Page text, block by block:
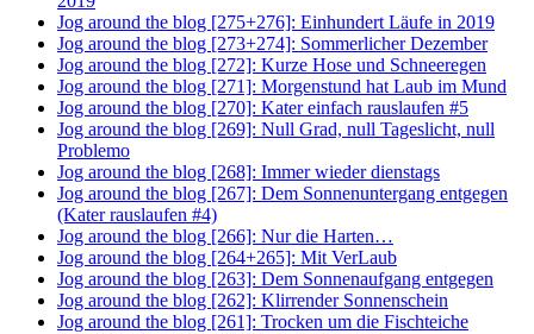
Jog around the blog [275+276]: Einhundert Läufe in 2019
Jog around the blog [273+274]: Sommerlicher Dezember
Jog around the blog [272]: Kurze Hose und Schneeregen
Jog around the blog [271]: Morgenstund hat Laub im Mund
Jog around the blog [270]: Kater einfach rauslaufen #5
Jog around the blog [269]: Null Grad, null Tageslicht, null
Problemo
Jog around the blog [268]: Immer wieder dienstags
Jog around the blog [267]: Dem Sonnenuntergang entgegen
(Kater rauslaufen #4)
Jog around the blog [266]: Nur die Harten…
Jog around the blog [264+265]: Mit VerLaub
Jog around the blog [263]: Dem Sonnenaufgang entgegen
Jog around the blog [262]: Klirrender Sonnenschein
Jog around the blog [261]: Trocken um die Fischteiche